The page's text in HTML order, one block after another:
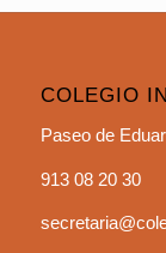
COLEGIO
Paseo de
913 08 20 30